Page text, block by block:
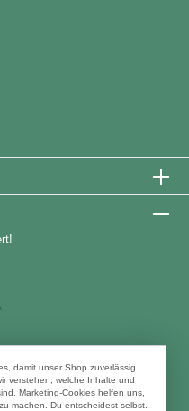
damit unser Shop zuverlässig
verstehen, welche Inhalte und
Marketing-Cookies helfen uns,
machen. Du entscheidest selbst.